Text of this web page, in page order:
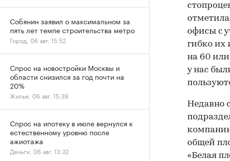
офисы с
гибко их
на 60
у нас
Недавно
общей
«Белая
Собянин заявил о максимальном за
пять лет темпе строительства метро
Город, 06 авг, 15:52
Спрос на новостройки Москвы и
области снизился за год почти на
20%
Жилье, 06 авг, 15:39
Спрос на ипотеку в июле вернулся к
естественному уровню после
ажиотажа
Деньги, 06 авг, 13:32